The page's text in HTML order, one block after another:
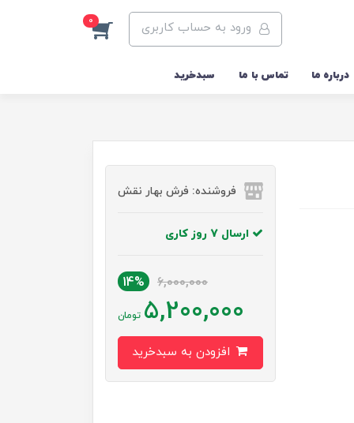
ورود به حساب کاربری 0
درباره ما تماس با ما سبدخرید
فروشنده: فرش بهار نقش
ارسال 7 روز کاری
6,000,000
14%
5,200,000 تومان